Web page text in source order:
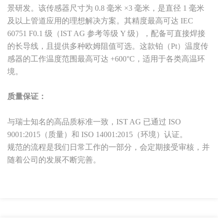
景研发。该传感器尺寸为 0.8 毫米 ×3 毫米，是直径 1 毫米
及以上管道应用的理想解决方案。其精度最高可达 IEC
60751 F0.1 级（IST AG 参考等级 Y 级），配备可直接焊接
的长导线，且提供多种欧姆阻值可选。这款铂（Pt）温度传
感器的工作温度范围最高可达 +600°C，适用于各类高温环
境。
质量保证：
与瑞士知名的高品质标准一致，IST AG 已通过 ISO
9001:2015（质量）和 ISO 14001:2015（环境）认证。
规范的流程是我们日常工作的一部分，会定期接受审核，并
随着公司的发展不断完善。